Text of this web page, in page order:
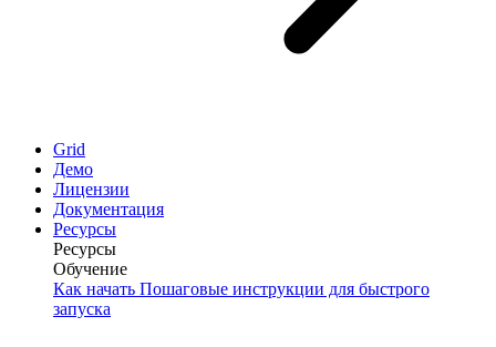
Grid
Демо
Лицензии
Документация
Ресурсы
Ресурсы
Обучение
Как начать Пошаговые инструкции для быстрого
запуска